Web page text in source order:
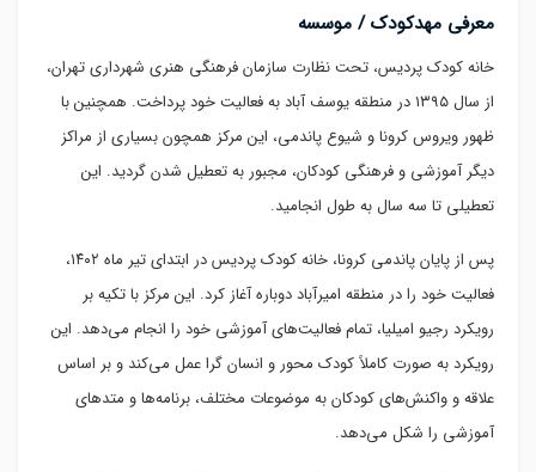
معرفی مهدکودک / موسسه
خانه کودک پردیس، تحت نظارت سازمان فرهنگی هنری شهرداری تهران،
از سال ۱۳۹۵ در منطقه یوسف آباد به فعالیت خود پرداخت. همچنین با
ظهور ویروس کرونا و شیوع پاندمی، این مرکز همچون بسیاری از مراکز
دیگر آموزشی و فرهنگی کودکان، مجبور به تعطیل شدن گردید. این
تعطیلی تا سه سال به طول انجامید.
پس از پایان پاندمی کرونا، خانه کودک پردیس در ابتدای تیر ماه ۱۴۰۲،
فعالیت خود را در منطقه امیرآباد دوباره آغاز کرد. این مرکز با تکیه بر
رویکرد رجیو امیلیا، تمام فعالیت‌های آموزشی خود را انجام می‌دهد. این
رویکرد به صورت کاملاً کودک محور و انسان گرا عمل می‌کند و بر اساس
علاقه و واکنش‌های کودکان به موضوعات مختلف، برنامه‌ها و متدهای
آموزشی را شکل می‌دهد.